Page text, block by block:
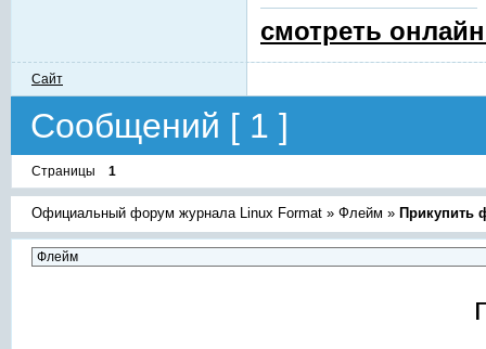
смотреть
Сайт
Сообщений [ 1 ]
Страницы 1
Официальный форум журнала Linux Format »Флейм » Прикупить